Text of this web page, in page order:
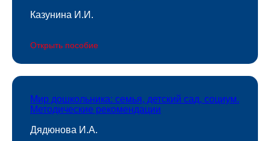
Казунина И.И.
Открыть пособие
Мир дошкольника: семья, детский сад, социум.
Методические рекомендации
Дядюнова И.А.